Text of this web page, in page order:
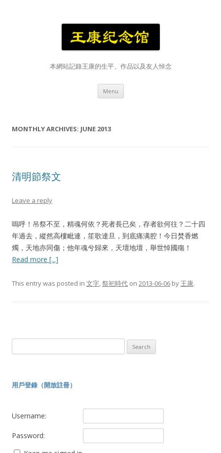
本網站記錄王康的生平、作品以及友人悼念
Menu Skip
content
MONTHLY ARCHIVES: JUNE 2013
清明節祭文
Leave a reply
嗚呼！吊祭不至，精魂何依？死者長已矣，存者欲何往？二十四
年過去，縱然高樓毗連，笙歌達旦，到底痛满腔！今日焚香燃
燭，天地亦同傷；他年魂兮歸來，天壇地壇，舉世悼國殤！
Read more [...]
This entry was posted in 文字,祭祀時代 on 2013-06-06 by 王康.
for:
用戶登錄（開放註冊）
Username:
Password: